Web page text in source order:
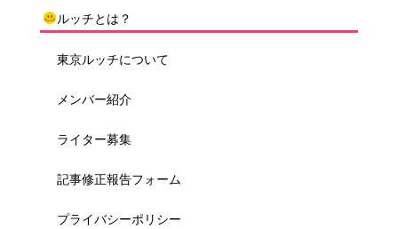
ルッチとは？
東京ルッチについて
メンバー紹介
ライター募集
記事修正報告フォーム
プライバシーポリシー